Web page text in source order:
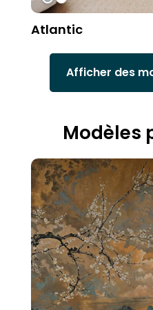
Atlantic
Afficher des
Modèles